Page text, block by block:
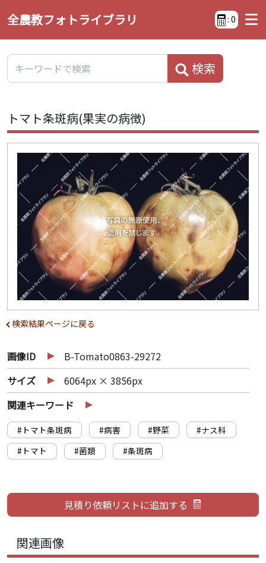
全農教フォトライブラリ : 0
検索
トマト条斑病(果実の病徴)
検索結果ページに戻る
画像ID
B-Tomato0863-29272
サイズ
6064px × 3856px
関連キーワード
#トマト条斑病 #病害 #野菜
#ナス科
#トマト
#菌類 #条斑病
関連画像